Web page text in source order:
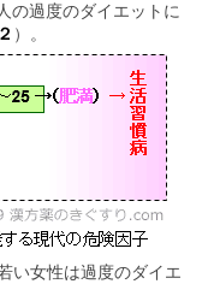
の過度のダイエットに
）。
い女性は過度のダイエ